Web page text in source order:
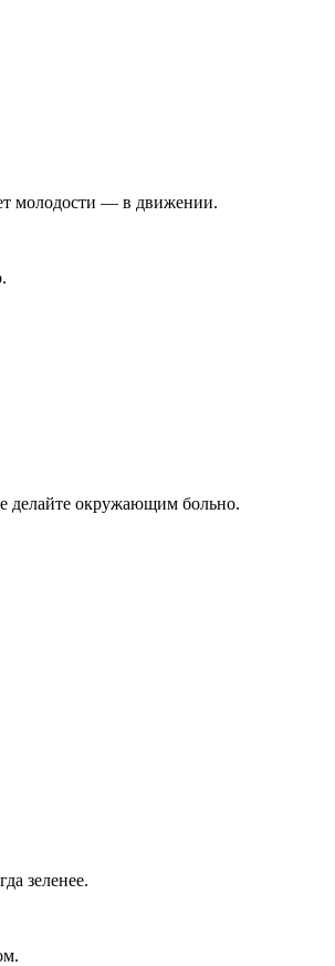
молодости — в движении.
делайте окружающим больно.
зеленее.